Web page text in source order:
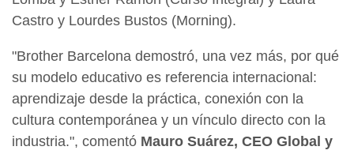
Castro y Lourdes Bustos (Morning).
"Brother Barcelona demostró, una vez más, por qué
su modelo educativo es referencia internacional:
aprendizaje desde la práctica, conexión con la
cultura contemporánea y un vínculo directo con la
industria.", comentó Mauro Suárez, CEO Global y